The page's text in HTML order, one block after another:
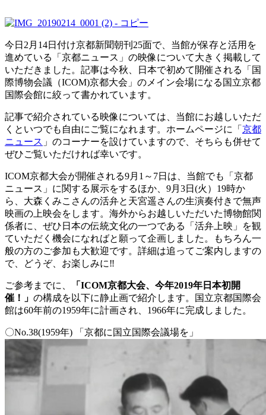
今日2月14日付け京都新聞朝刊25面で、当館が保存と活用を
進めている「京都ニュース」の映像について大きく掲載して
いただきました。記事は今秋、日本で初めて開催される「国
際博物会議（ICOM)京都大会」のメイン会場になる国立京都
国際会館に絞って書かれています。
記事で紹介されている映像については、当館にお越しいただ
くといつでも自由にご覧になれます。ホームページに「 京都
ニュース 」のコーナーを設けていますので、そちらも併せて
ぜひご覧いただければ幸いです。
ICOM京都大会が開催される9月1～7日は、当館でも「京都
ニュース」に関する展示をするほか、9月3日(火）19時か
ら、大森くみこさんの活弁と天宮遥さんの生演奏付きで無声
映画の上映会をします。海外からお越しいただいた博物館関
係者に、ぜひ日本の伝統文化の一つである「活弁上映」を観
ていただく機会になればと願って企画しました。もちろん一
般の方のご参加も大歓迎です。詳細は追ってご案内しますの
で、どうぞ、お楽しみに‼
ご参考までに、
「ICOM京都大会、今年2019年日本初開
催！」 の構成を以下に静止画で紹介します。国立京都国際会
館は60年前の1959年に計画され、1966年に完成しました。
〇No.38(1959年) 「京都に国立国際会議場を」